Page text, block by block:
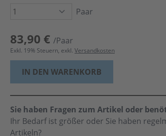
Paar
83,90 € /Paar
Exkl. 19% Steuern, exkl. Versandkosten
IN DEN WARENKORB
Sie haben Fragen zum Artikel oder
Ihr Bedarf ist größer oder Sie haben
Artikeln?